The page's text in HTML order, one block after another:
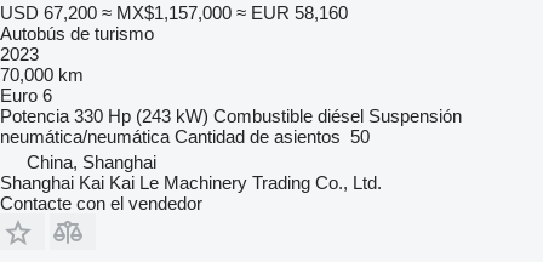
USD 67,200 ≈ MX$1,157,000 ≈ EUR 58,160
Autobús de turismo
2023
70,000 km
Euro 6
Potencia 330 Hp (243 kW) Combustible diésel Suspensión
neumática/neumática Cantidad de asientos 50
China, Shanghai
Shanghai Kai Kai Le Machinery Trading Co., Ltd.
Contacte con el vendedor